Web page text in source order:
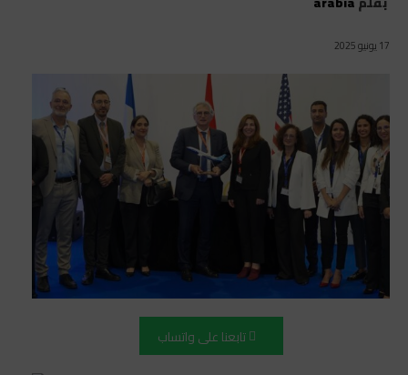
17 يونيو 2025
تابعنا على واتساب